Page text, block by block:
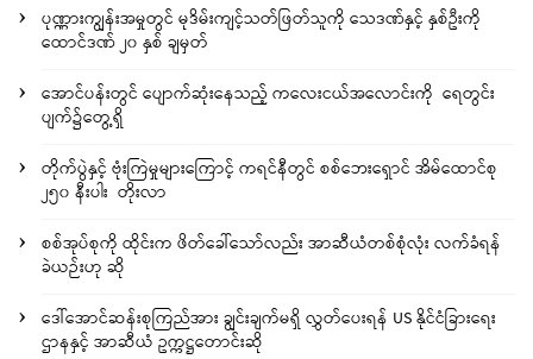
ပုဏ္ဏားကျွန်းအမှုတွင် မုဒိမ်းကျင့်သတ်ဖြတ်သူကို သေဒဏ်နှင့် နှစ်ဦးကို
ထောင်ဒဏ် ၂၀ နှစ် ချမှတ်
အောင်ပန်းတွင် ပျောက်ဆုံးနေသည့် ကလေးငယ်အလောင်းကို ရေတွင်း
ပျက်၌တွေ့ရှိ
တိုက်ပွဲနှင့် ဗုံးကြဲမှုများကြောင့် ကရင်နီတွင် စစ်ဘေးရှောင် အိမ်ထောင်စု
၂၅၀ နီးပါး တိုးလာ
စစ်အုပ်စုကို ထိုင်းက ဖိတ်ခေါ်သော်လည်း အာဆီယံတစ်စုံလုံး လက်ခံရန်
ခဲယဉ်းဟု ဆို
ဒေါ်အောင်ဆန်းစုကြည်အား ချွင်းချက်မရှိ လွှတ်ပေးရန် US နိုင်ငံခြားရေး
ဌာနနှင့် အာဆီယံ ဥက္ကဋ္ဌတောင်းဆို